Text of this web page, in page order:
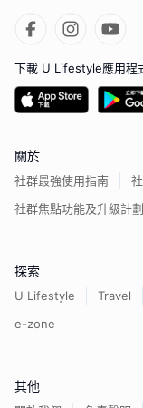
下載 U Lifestyle應用程
關於
社群最強使用指南
社群焦點功能及升級計劃
探索
U Lifestyle Travel
e-zone
其他